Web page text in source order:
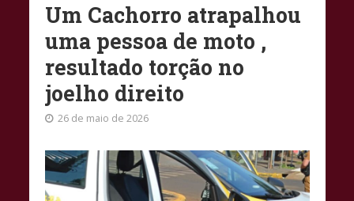
Um Cachorro atrapalhou
uma pessoa de moto ,
resultado torção no
joelho direito
26 de maio de 2026